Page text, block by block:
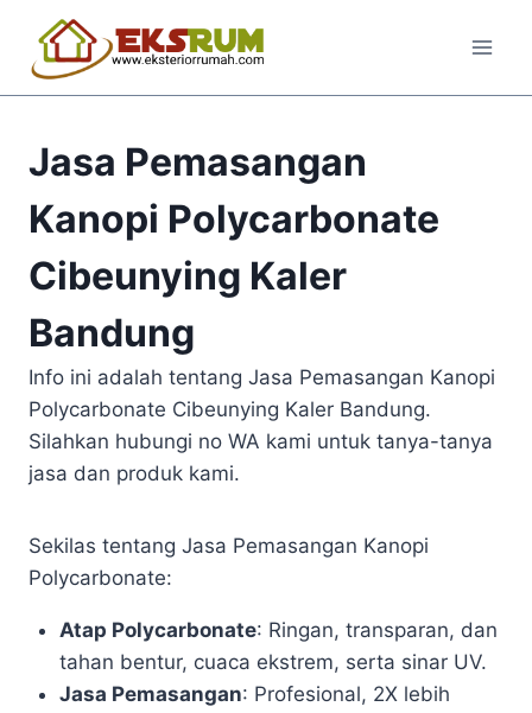
Jasa Pemasangan
Kanopi Polycarbonate
Cibeunying Kaler
Bandung
Info ini adalah tentang Jasa Pemasangan Kanopi
Polycarbonate Cibeunying Kaler Bandung.
Silahkan hubungi no WA kami untuk tanya-tanya
jasa dan produk kami.
Sekilas tentang Jasa Pemasangan Kanopi
Polycarbonate:
Atap Polycarbonate: Ringan, transparan, dan
tahan bentur, cuaca ekstrem, serta sinar UV.
Jasa Pemasangan: Profesional, 2X lebih